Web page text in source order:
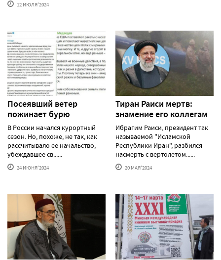
12 ИЮЛЯ'2024
Посеявший ветер
пожинает бурю
В России начался курортный
сезон. Но, похоже, не так, как
рассчитывало ее начальство,
убеждавшее св......
24 ИЮНЯ'2024
Тиран Раиси мертв:
знамение его коллегам
Ибрагим Раиси, президент так
называемой "Исламской
Республики Иран", разбился
насмерть с вертолетом......
20 МАЯ'2024